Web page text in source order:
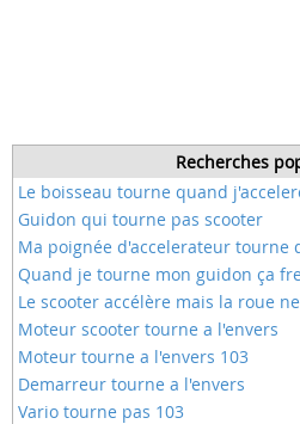
Recherches
Le boisseau tourne quand
Guidon qui tourne pas scooter
Ma poignée d'accelerateur tourne
Quand je tourne mon guidon ça
Le scooter accélère mais la roue
Moteur scooter tourne a l'envers
Moteur tourne a l'envers 103
Demarreur tourne a l'envers
Vario tourne pas 103